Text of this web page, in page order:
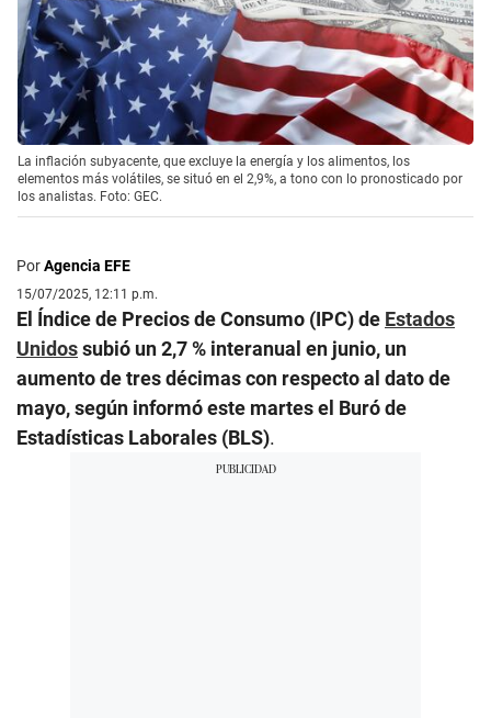
La inflación subyacente, que excluye la energía y los alimentos, los
elementos más volátiles, se situó en el 2,9%, a tono con lo pronosticado por
los analistas. Foto: GEC.
PorAgencia EFE
15/07/2025, 12:11 p.m.
El Índice de Precios de Consumo (IPC) de Estados
Unidossubió un 2,7 % interanual en junio, un
aumento de tres décimas con respecto al dato de
mayo, según informó este martes el Buró de
Estadísticas Laborales (BLS).